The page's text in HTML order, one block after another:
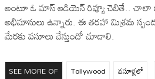
అంటూ ఓ మాస్ ఆడియెన్ రివ్యూ చెబితే.. చాలా
అభిమానులు ఉన్నారు. ఈ త‌ర‌హా మిశ్ర‌మ
మేర‌కు వ‌సూలు చేస్తుందో చూడాలి.
SEE MORE OF Tollywood వ‌సూళ్ల‌లో